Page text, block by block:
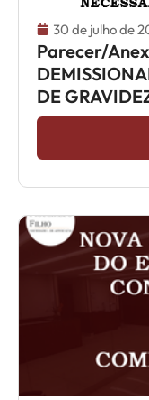
30 de julho de
Parecer/
DE